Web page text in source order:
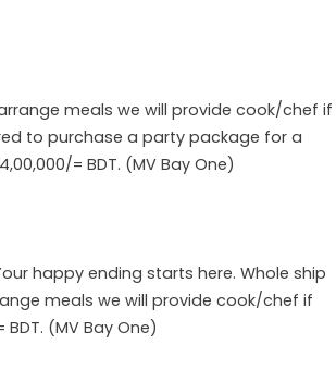
meals we will provide cook/chef if
to purchase a party package for a
= BDT. (MV Bay One)
happy ending starts here. Whole ship
meals we will provide cook/chef if
(MV Bay One)